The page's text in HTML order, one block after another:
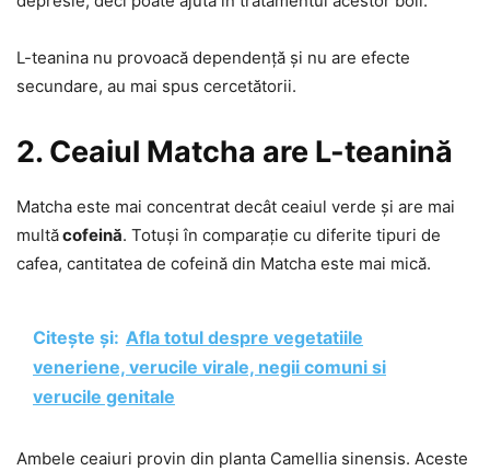
L-teanina nu provoacă dependență și nu are efecte
secundare, au mai spus cercetătorii.
2. Ceaiul Matcha are L-teanină
Matcha este mai concentrat decât ceaiul verde și are mai
multăcofeină. Totuși în comparație cu diferite tipuri de
cafea, cantitatea de cofeină din Matcha este mai mică.
Citește și: Afla totul despre vegetatiile
veneriene, verucile virale, negii comuni si
verucile genitale
Ambele ceaiuri provin din planta Camellia sinensis. Aceste